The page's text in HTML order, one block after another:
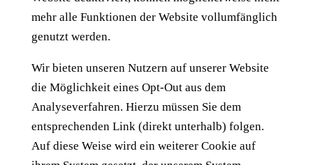
mehr alle Funktionen der Website vollumfänglich
genutzt werden.
Wir bieten unseren Nutzern auf unserer Website
die Möglichkeit eines Opt-Out aus dem
Analyseverfahren. Hierzu müssen Sie dem
entsprechenden Link (direkt unterhalb) folgen.
Auf diese Weise wird ein weiterer Cookie auf